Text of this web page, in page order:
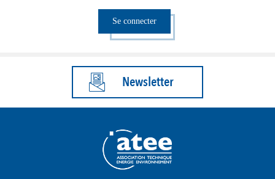
Se connecter
Newsletter